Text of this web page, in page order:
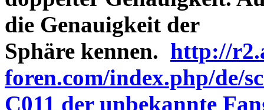
die Genauigkeit der
Sphäre kennen. http://
foren.com/index.php/de/
C011 der unbekannte